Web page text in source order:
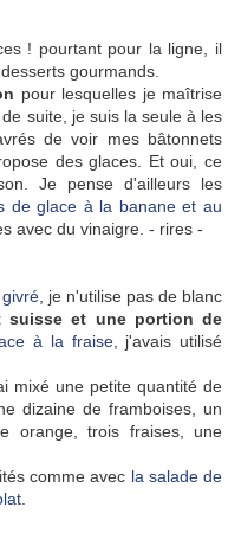
! pourtant pour la ligne, il
gourmands.
pour lesquelles je maîtrise
suite, je suis la seule à les
de voir mes bâtonnets
des glaces. Et oui, ce
Je pense d'ailleurs les
de glace à la banane et au
avec du vinaigre. - rires -
, je n'utilise pas de blanc
suisse et une portion de
à la fraise, j'avais utilisé
mixé une petite quantité de
dizaine de framboises, un
orange,
trois fraises,
une
comme avec la salade de